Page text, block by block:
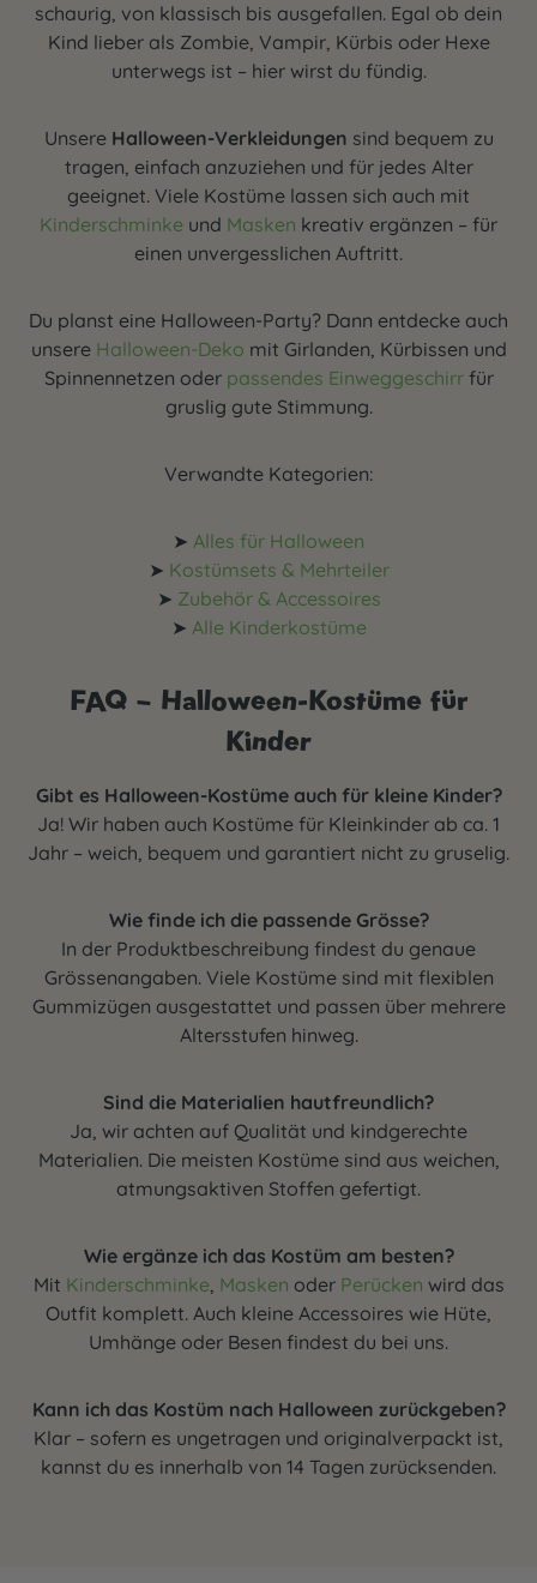
schaurig, von klassisch bis ausgefallen. Egal ob dein
Kind lieber als Zombie, Vampir, Kürbis oder Hexe
unterwegs ist – hier wirst du fündig.
Unsere Halloween-Verkleidungen sind bequem zu
tragen, einfach anzuziehen und für jedes Alter
geeignet. Viele Kostüme lassen sich auch mit
Kinderschminke und Masken kreativ ergänzen – für
einen unvergesslichen Auftritt.
Du planst eine Halloween-Party? Dann entdecke auch
unsere Halloween-Deko mit Girlanden, Kürbissen und
Spinnennetzen oder passendes Einweggeschirrfür
gruslig gute Stimmung.
Verwandte Kategorien:
➤ Alles für Halloween
➤ Kostümsets & Mehrteiler
➤ Zubehör & Accessoires
➤ Alle Kinderkostüme
FAQ – Halloween-Kostüme für
Kinder
Gibt es Halloween-Kostüme auch für kleine Kinder?
Ja! Wir haben auch Kostüme für Kleinkinder ab ca. 1
Jahr – weich, bequem und garantiert nicht zu gruselig.
Wie finde ich die passende Grösse?
In der Produktbeschreibung findest du genaue
Grössenangaben. Viele Kostüme sind mit flexiblen
Gummizügen ausgestattet und passen über mehrere
Altersstufen hinweg.
Sind die Materialien hautfreundlich?
Ja, wir achten auf Qualität und kindgerechte
Materialien. Die meisten Kostüme sind aus weichen,
atmungsaktiven Stoffen gefertigt.
Wie ergänze ich das Kostüm am besten?
Mit Kinderschminke, Masken oder Perücken wird das
Outfit komplett. Auch kleine Accessoires wie Hüte,
Umhänge oder Besen findest du bei uns.
Kann ich das Kostüm nach Halloween zurückgeben?
Klar – sofern es ungetragen und originalverpackt ist,
kannst du es innerhalb von 14 Tagen zurücksenden.